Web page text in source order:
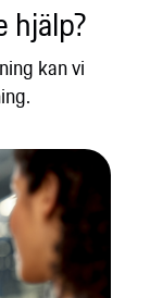
hjälp?​
kan vi